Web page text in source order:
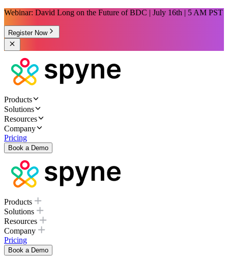
Webinar: David Long on the Future of BDC | July 16th | 5 AM PST
Register Now
Products
Solutions
Resources
Company
Pricing
Book a Demo
Products
Solutions
Resources
Company
Pricing
Book a Demo